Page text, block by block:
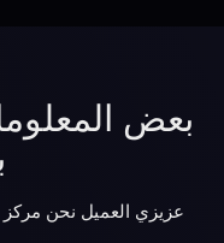
بعض
عزيزي العميل نحن مركز